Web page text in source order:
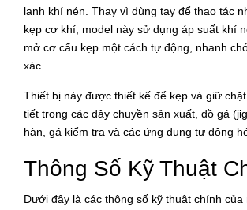
lanh khí nén. Thay vì dùng tay để thao tác
kẹp cơ khí, model này sử dụng áp suất khí
mở cơ cấu kẹp một cách tự động, nhanh
xác.
Thiết bị này được thiết kế để kẹp và giữ
tiết trong các dây chuyền sản xuất, đồ gá
hàn, gá kiểm tra và các ứng dụng tự động
Thông Số Kỹ Thuật
Dưới đây là các thông số kỹ thuật chính của